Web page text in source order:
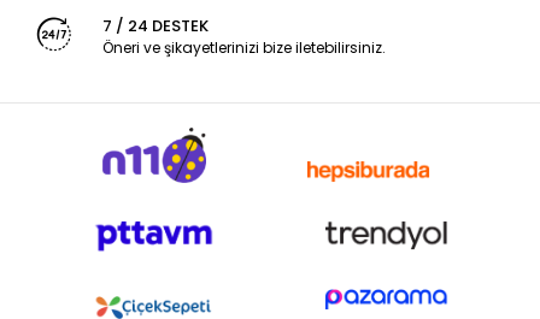
7 / 24 DESTEK
Öneri ve şikayetlerinizi bize iletebilirsiniz.